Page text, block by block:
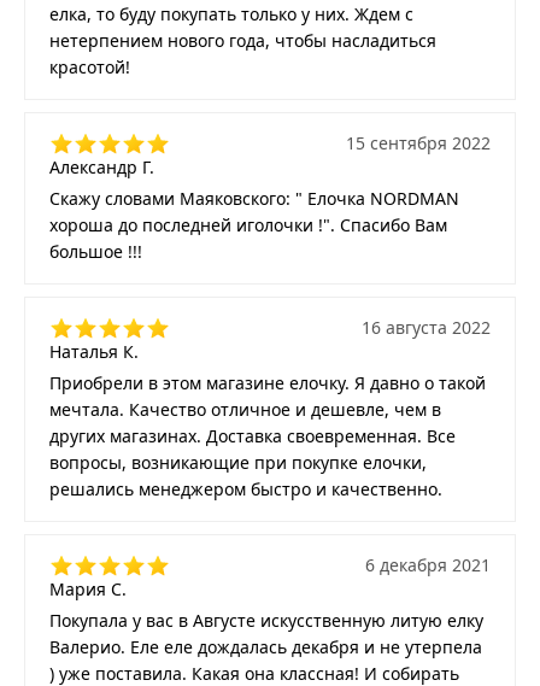
елка, то буду покупать только у них. Ждем с
нетерпением нового года, чтобы насладиться
красотой!
Александр Г.
15 сентября 2022
Скажу словами Маяковского: " Елочка NORDMAN
хороша до последней иголочки !". Спасибо Вам
большое !!!
Наталья К.
16 августа 2022
Приобрели в этом магазине елочку. Я давно о такой
мечтала. Качество отличное и дешевле, чем в
других магазинах. Доставка своевременная. Все
вопросы, возникающие при покупке елочки,
решались менеджером быстро и качественно.
Мария С.
6 декабря 2021
Покупала у вас в Августе искусственную литую елку
Валерио. Еле еле дождалась декабря и не утерпела
) уже поставила. Какая она классная! И собирать